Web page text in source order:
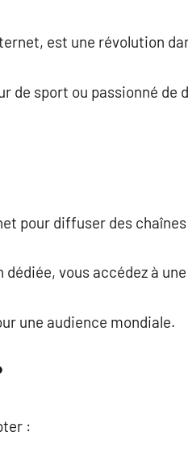
est une révolution
de sport ou passionné
pour diffuser des
dédiée, vous accédez à
une audience mondiale.
: